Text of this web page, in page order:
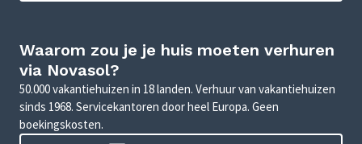
Waarom zou je je huis moeten verhuren
via Novasol?
50.000 vakantiehuizen in 18 landen. Verhuur van vakantiehuizen
sinds 1968. Servicekantoren door heel Europa. Geen
boekingskosten.